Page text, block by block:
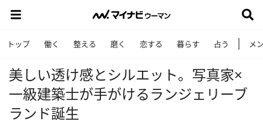
トップ 働く 整える 磨く 恋する 暮らす 占う メ
美しい透け感とシルエット。写真家×
⼀級建築⼠が手がけるランジェリーブ
ランド誕生